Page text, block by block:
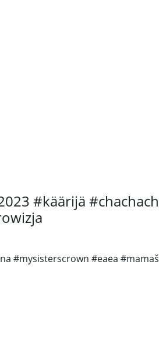
#käärijä
#mysisterscrown #eaea